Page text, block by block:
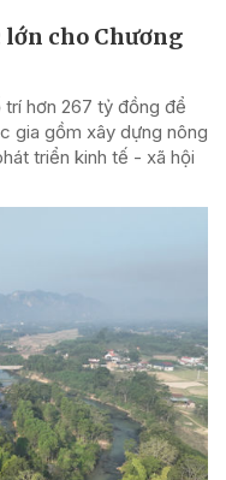
lớn cho Chương
trí hơn 267 tỷ đồng để
gia gồm xây dựng nông
triển kinh tế - xã hội